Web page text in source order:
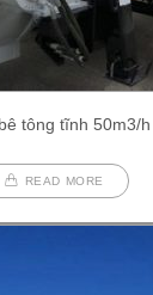
tông tĩnh 50m3/h
READ MORE